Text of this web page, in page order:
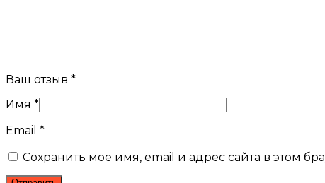
Ваш отзыв *
Имя *
Email *
Сохранить моё имя, email и адрес сайта в этом